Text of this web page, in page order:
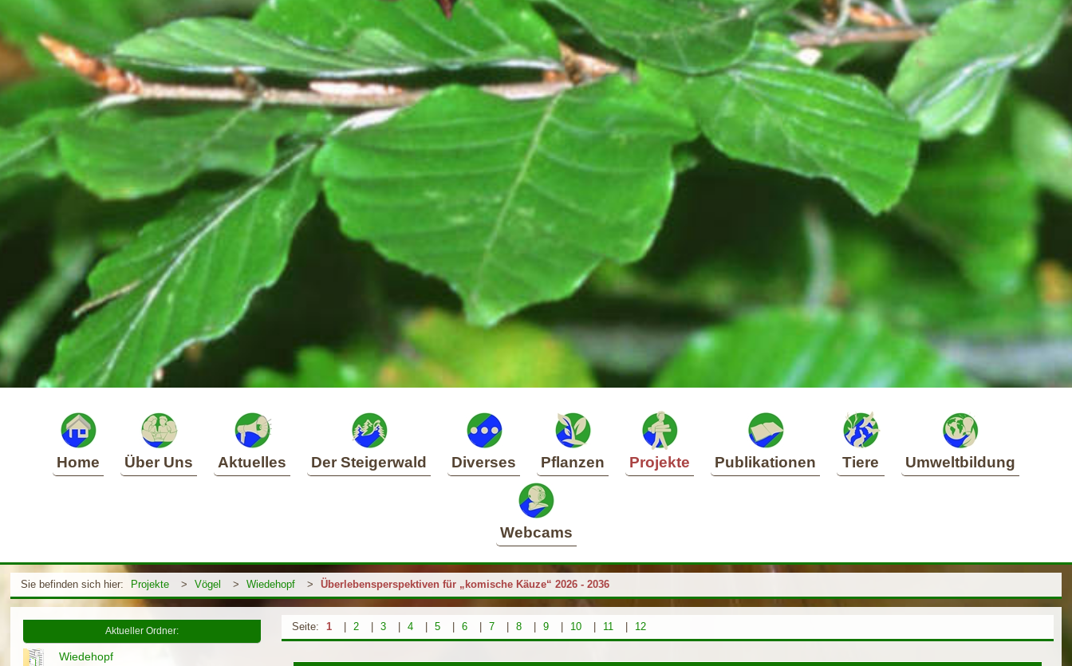
Home Über Uns Aktuelles Der Steigerwald Diverses Pflanzen Projekte Publikationen Tiere Umweltbildung
Webcams
Sie befinden sich hier: Projekte > Vögel > Wiedehopf > Überlebensperspektiven für „komische Käuze“ 2026 - 2036
Seite: 1 2 3 4 5 6 7 8 9 10 11 12
Aktueller Ordner:
Wiedehopf